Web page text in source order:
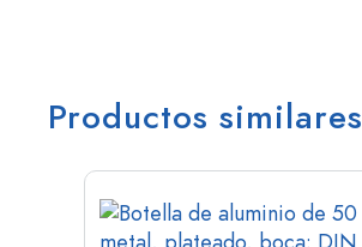
Productos similares